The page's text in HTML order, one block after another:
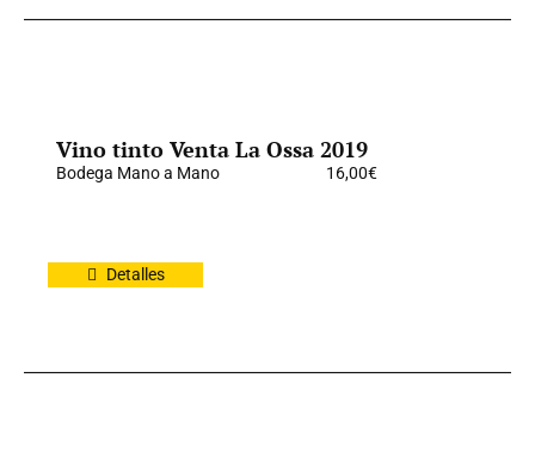
Vino tinto Venta La Ossa 2019
Bodega Mano a Mano 16,00€
Detalles